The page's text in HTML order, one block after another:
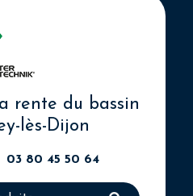
rente du bassin
lès-Dijon
03 80 45 50 64